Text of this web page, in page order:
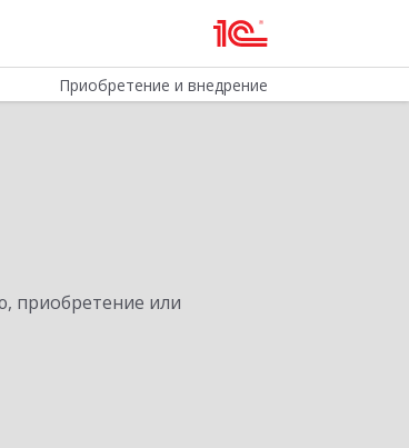
Приобретение и внедрение
приобретение или